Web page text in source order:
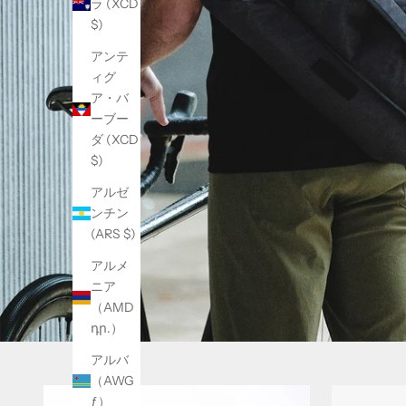
ラ (XCD
$)
アンテ
ィグ
ア・バ
ーブー
ダ (XCD
$)
アルゼ
ンチン
(ARS $)
アルメ
ニア
（AMD
դր.）
アルバ
（AWG
ƒ）